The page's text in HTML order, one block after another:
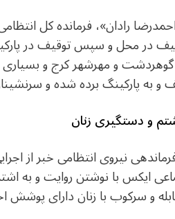
رادان»، فرمانده کل
در محل و سپس توقیف در
و مهرشهر کرج و بسیاری
پارکینگ برده شده و
و دستگیری زنان
ایکس با نوشتن روایت و به
و سرکوب با زنان دارای